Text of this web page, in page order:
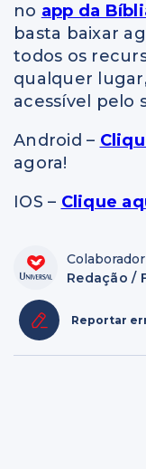
no app da
basta baixar
todos os
qualquer
acessível pelo
Android –
agora!
IOS – Clique
Colaborador
Redação /
Reportar